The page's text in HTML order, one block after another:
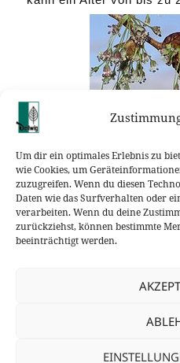
Um dir ein optimales Erlebnis zu
wie Cookies, um
zuzugreifen. Wenn du diesen
Daten wie das Surfverhalten oder
verarbeiten. Wenn du deine
zurückziehst, können bestimmte
beeinträchtigt werden.
Veröffentlicht
am
2. Januar 2019 Autor
Anne
Beitragsnavigation
Gartenbau Dellwig